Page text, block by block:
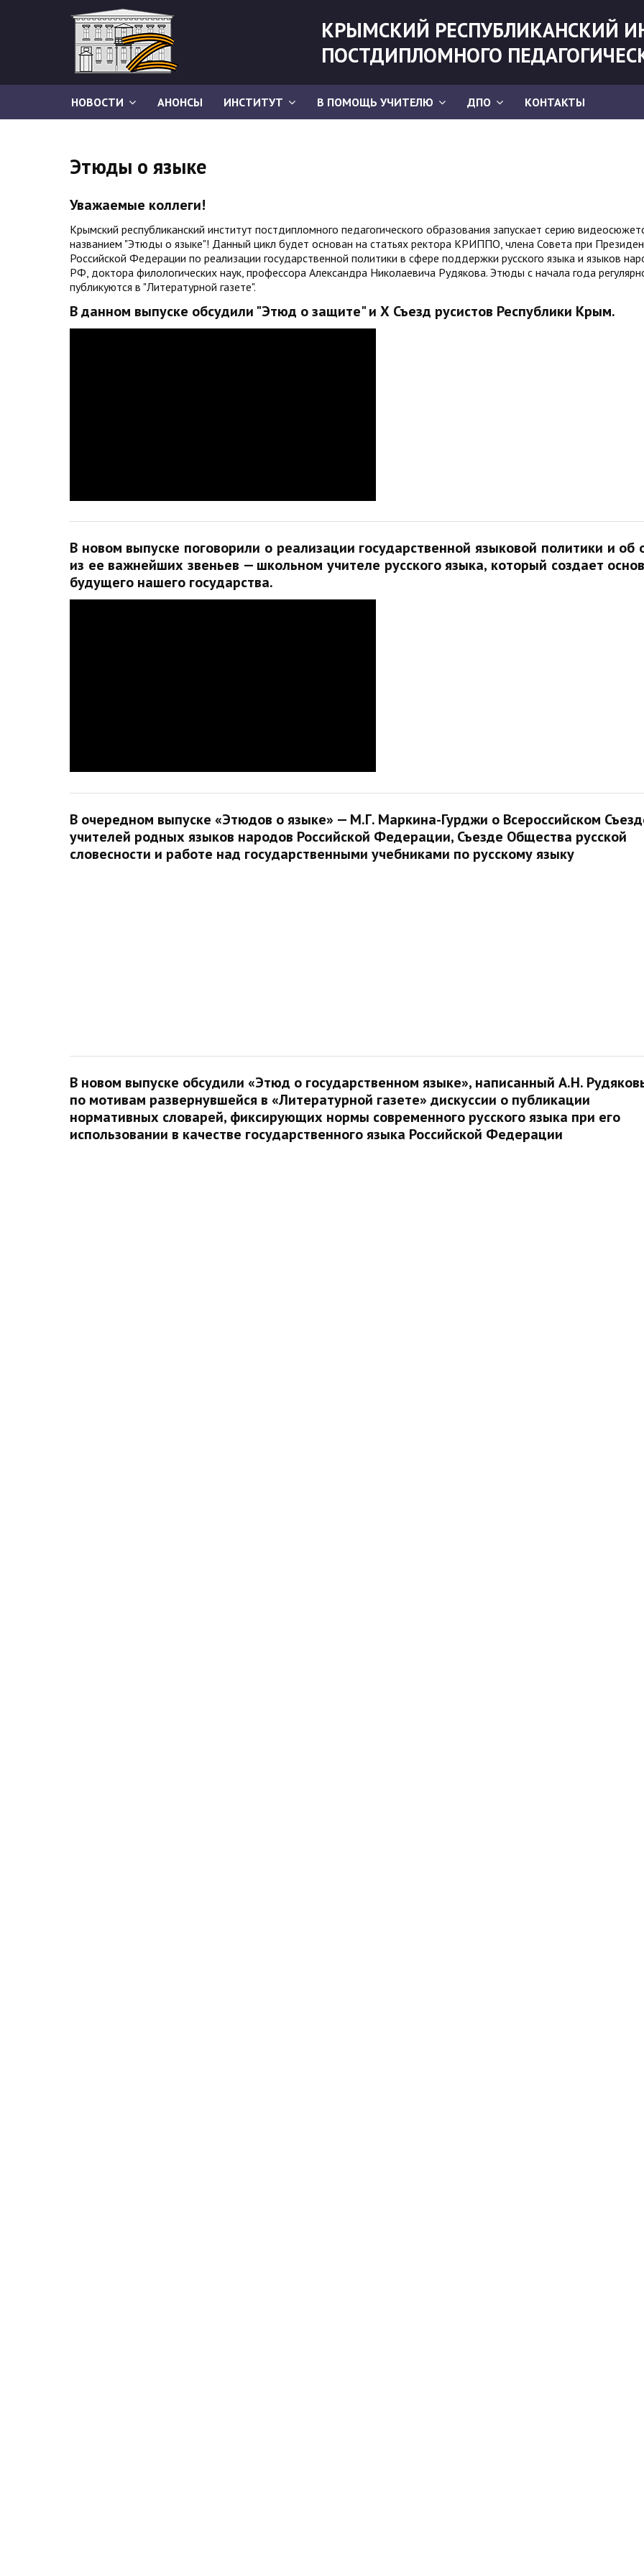
КРЫМСКИЙ РЕСПУБЛИКАНСКИЙ
ПОСТДИПЛОМНОГО
НОВОСТИ АНОНСЫ ИНСТИТУТ В ПОМОЩЬ УЧИТЕЛЮ ДПО КОНТАКТЫ
Этюды о языке
Уважаемые коллеги!
Крымский республиканский институт постдипломного педагогического образования запускает серию
названием "Этюды о языке"! Данный цикл будет основан на статьях ректора КРИППО, члена Совета при
Российской Федерации по реализации государственной политики в сфере поддержки русского языка и языков
РФ, доктора филологических наук, профессора Александра Николаевича Рудякова. Этюды с начала года
публикуются в "Литературной газете".
В данном выпуске обсудили "Этюд о защите" и Х Съезд русистов Республики Крым.
В новом выпуске поговорили о реализации государственной языковой политики и об
из ее важнейших звеньев — школьном учителе русского языка, который создает
будущего нашего государства.
В очередном выпуске «Этюдов о языке» — М.Г. Маркина-Гурджи о Всероссийском
учителей родных языков народов Российской Федерации, Съезде Общества русской
словесности и работе над государственными учебниками по русскому языку
В новом выпуске обсудили «Этюд о государственном языке», написанный А.Н.
по мотивам развернувшейся в «Литературной газете» дискуссии о публикации
нормативных словарей, фиксирующих нормы современного русского языка при его
использовании в качестве государственного языка Российской Федерации